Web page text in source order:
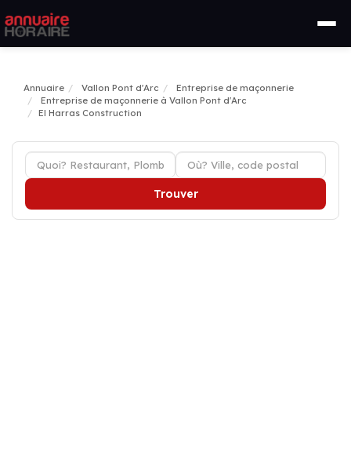
Annuaire Vallon Pont d'Arc
Entreprise de maçonnerie
Entreprise de maçonnerie à Vallon Pont d'Arc
El Harras Construction
Trouver